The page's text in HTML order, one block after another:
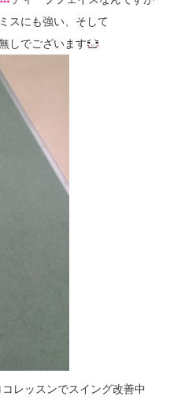
スにも強い、そして
しでございます
レッスンでスイング改善中